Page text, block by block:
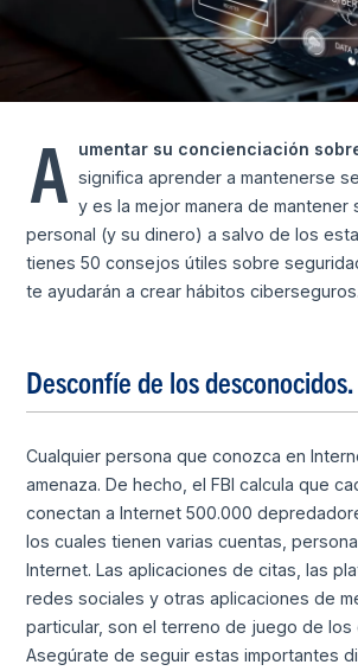
A
umentar su concienciación
significa aprender a mantenerse
y es la mejor manera de mantener
personal (y su dinero) a salvo de los
tienes 50 consejos útiles sobre
te ayudarán a crear hábitos ciberseguros.
Desconfíe de los desconocidos.
Cualquier persona que conozca en
amenaza. De hecho, el FBI calcula que
conectan a Internet 500.000
los cuales tienen varias cuentas,
Internet. Las aplicaciones de citas, las
redes sociales y otras aplicaciones de
particular, son el terreno de juego de los
Asegúrate de seguir estas importantes